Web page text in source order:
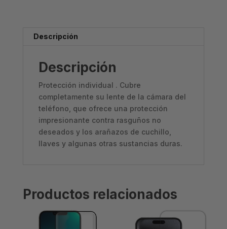
cantidad
Descripción
Descripción
Protección individual . Cubre
completamente su lente de la cámara del
teléfono, que ofrece una protección
impresionante contra rasguños no
deseados y los arañazos de cuchillo,
llaves y algunas otras sustancias duras.
Productos relacionados